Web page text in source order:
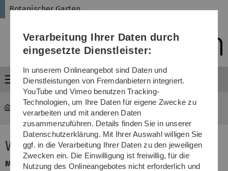
Direkt
Direkt
Direkt
(Sprache,
Drucken,
Media)
Direkt
Direkt
Botanischer Garten
Menü
...
Wegmalve
Malva neglecta( Malvaceae)
Verarbeitung Ihrer Daten durch
eingesetzte Dienstleister:
In unserem Onlineangebot sind Daten und
Dienstleistungen von Fremdanbietern integriert.
YouTube und Vimeo benutzen Tracking-
Technologien, um Ihre Daten für eigene Zwecke zu
verarbeiten und mit anderen Daten
zusammenzuführen. Details finden Sie in unserer
Datenschutzerklärung. Mit Ihrer Auswahl willigen Sie
ggf. in die Verarbeitung Ihrer Daten zu den jeweiligen
Zwecken ein. Die Einwilligung ist freiwillig, für die
Nutzung des Onlineangebotes nicht erforderlich und